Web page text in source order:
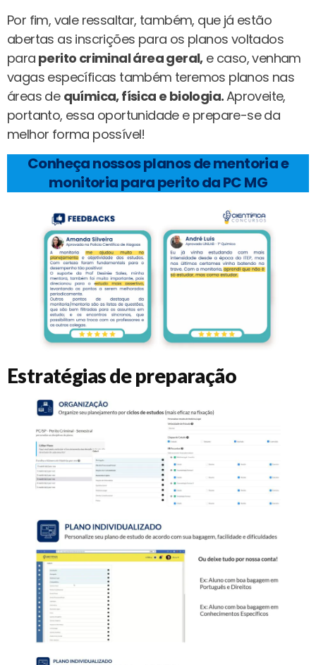
Por fim, vale ressaltar, também, que já estão
abertas as inscrições para os planos voltados
para perito criminal área geral,e caso, venham
vagas específicas também teremos planos nas
áreas de química, física e biologia.Aproveite,
portanto, essa oportunidade e prepare-se da
melhor forma possível!
Conheça nossos planos de mentoria e
monitoria para perito da PC MG
Estratégias de preparação